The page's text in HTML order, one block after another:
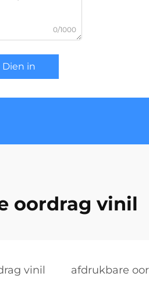
0/1000
Dien in
oordrag vinil
vinil afdrukbare